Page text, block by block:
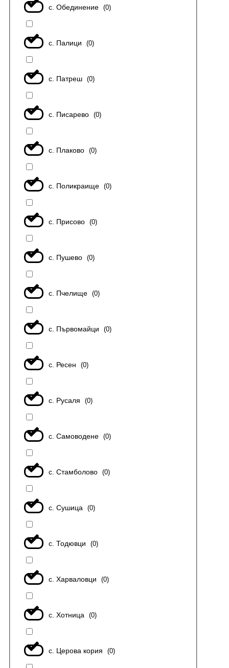
с. Обединение (0)
с. Палици (0)
с. Патреш (0)
с. Писарево (0)
с. Плаково (0)
с. Поликраище (0)
с. Присово (0)
с. Пушево (0)
с. Пчелище (0)
с. Първомайци (0)
с. Ресен (0)
с. Русаля (0)
с. Самоводене (0)
с. Стамболово (0)
с. Сушица (0)
с. Тодювци (0)
с. Харваловци (0)
с. Хотница (0)
с. Церова кория (0)